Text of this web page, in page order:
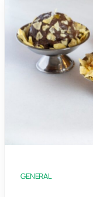
GENERAL